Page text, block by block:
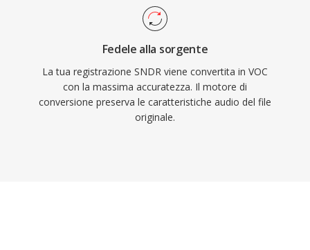
Fedele alla sorgente
La tua registrazione SNDR viene convertita in VOC
con la massima accuratezza. Il motore di
conversione preserva le caratteristiche audio del file
originale.